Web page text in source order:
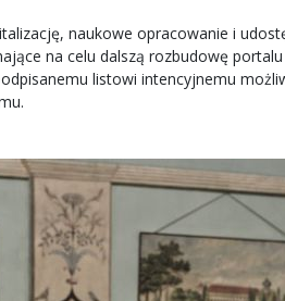
naukowe opracowanie i
na celu dalszą rozbudowę
listowi intencyjnemu